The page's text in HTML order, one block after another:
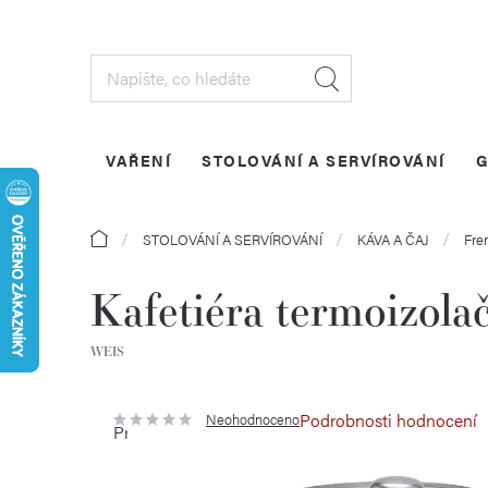
VAŘENÍ STOLOVÁNÍ A SERVÍROVÁNÍ
DomůSTOLOVÁNÍ A SERVÍROVÁNÍ KÁVA A ČAJ
Kafetiéra
WEIS
Průměrné
hodnocení
NeohodnocenoPodrobnosti hodnocení